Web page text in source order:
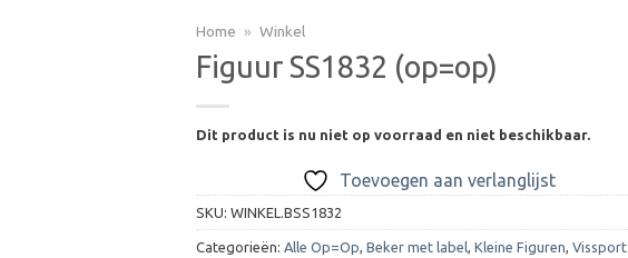
Home » Winkel
Figuur SS1832 (op=op)
Dit product is nu niet op voorraad en niet beschikbaar.
Toevoegen aan verlanglijst
SKU: WINKEL.BSS1832
Categorieën: Alle Op=Op Beker met label Kleine Figuren Vissport